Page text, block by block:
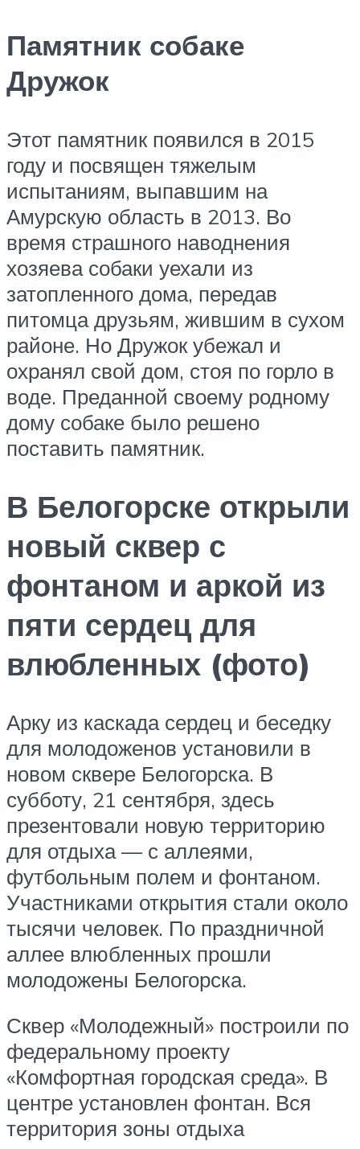
Памятник собаке
Дружок
Этот памятник появился в 2015
году и посвящен тяжелым
испытаниям, выпавшим на
Амурскую область в 2013. Во
время страшного наводнения
хозяева собаки уехали из
затопленного дома, передав
питомца друзьям, жившим в сухом
районе. Но Дружок убежал и
охранял свой дом, стоя по горло в
воде. Преданной своему родному
дому собаке было решено
поставить памятник.
В Белогорске открыли
новый сквер с
фонтаном и аркой из
пяти сердец для
влюбленных (фото)
Арку из каскада сердец и беседку
для молодоженов установили в
новом сквере Белогорска. В
субботу, 21 сентября, здесь
презентовали новую территорию
для отдыха — с аллеями,
футбольным полем и фонтаном.
Участниками открытия стали около
тысячи человек. По праздничной
аллее влюбленных прошли
молодожены Белогорска.
Сквер «Молодежный» построили по
федеральному проекту
«Комфортная городская среда». В
центре установлен фонтан. Вся
территория зоны отдыха